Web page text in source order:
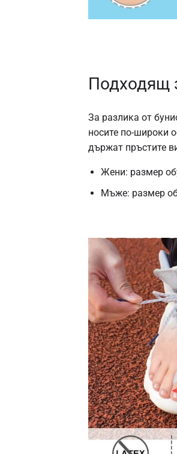
Подходящ
За разлика от
носите по-широки
държат пръстите
Жени: размер
Мъже: размер